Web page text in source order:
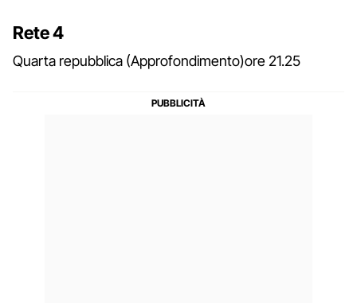
Rete 4
Quarta repubblica (Approfondimento)ore 21.25